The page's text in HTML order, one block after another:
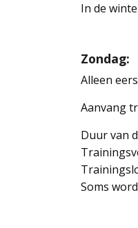
In de
Zondag:
Alleen
Aanvang
Duur van
Soms